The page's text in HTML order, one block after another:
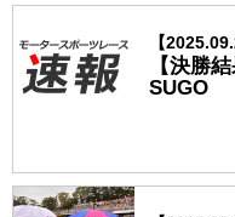
【
【決勝
SUGO